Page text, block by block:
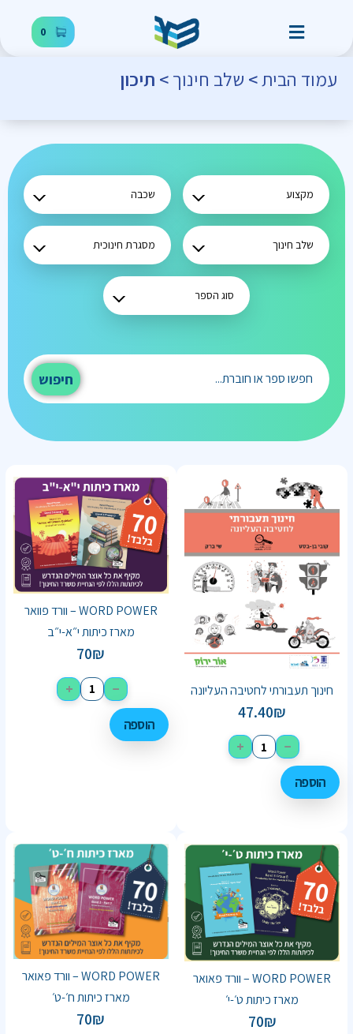
0
עמוד הבית> שלב חינוך> תיכון
חיפוש
חינוך תעבורתי לחטיבה העליונה
47.40₪
−
+
הוספה
WORD POWER – וורד פוואר
מארז כיתות י״א-י״ב
70₪
−
+
הוספה
WORD POWER – וורד פאואר
מארז כיתות ט׳-י׳
70₪
WORD POWER – וורד פאואר
מארז כיתות ח׳-ט׳
70₪